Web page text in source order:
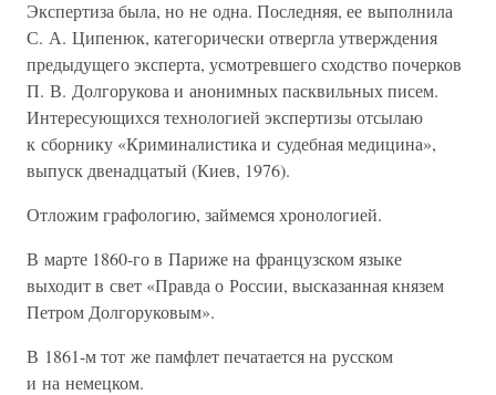
Экспертиза была, но не одна. Последняя, ее выполнила
С. А. Ципенюк, категорически отвергла утверждения
предыдущего эксперта, усмотревшего сходство почерков
П. В. Долгорукова и анонимных пасквильных писем.
Интересующихся технологией экспертизы отсылаю
к сборнику «Криминалистика и судебная медицина»,
выпуск двенадцатый (Киев, 1976).
Отложим графологию, займемся хронологией.
В марте 1860-го в Париже на французском языке
выходит в свет «Правда о России, высказанная князем
Петром Долгоруковым».
В 1861-м тот же памфлет печатается на русском
и на немецком.